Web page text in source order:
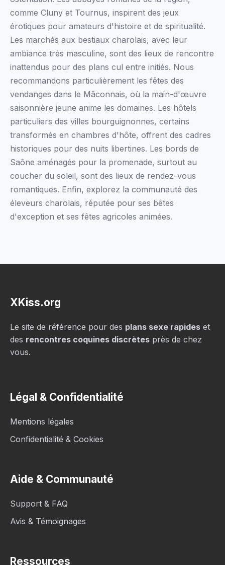
comme Cluny et Tournus, inspirent des jeux
érotiques pour amateurs d'histoire et de spiritualité.
Les marchés aux bestiaux charolais, avec leur
ambiance très masculine, sont des lieux de rencontre
inattendus pour des plans cul entre initiés. Nous
recommandons particulièrement les fêtes des
vendanges dans le Mâconnais, où la main-d'œuvre
saisonnière jeune anime les domaines. Les hôtels
particuliers des villes bourguignonnes, certains
transformés en chambres d'hôte, offrent des cadres
historiques pour des nuits libertines. Les bords de
Saône aménagés pour la promenade, surtout au
coucher du soleil, sont des lieux de rendez-vous
romantiques. Enfin, explorez la communauté des
éleveurs charolais, réputée pour ses bêtes
d'exception et ses fêtes agricoles animées.
XKiss.org
Le site de référence pour des plans sexe rapides et
des rencontres coquines discrètes près de chez
vous.
Légal & Confidentialité
Mentions légales
Confidentialité & Cookies
Aide & Communauté
Support & FAQ
Avis & Témoignages
Ressources